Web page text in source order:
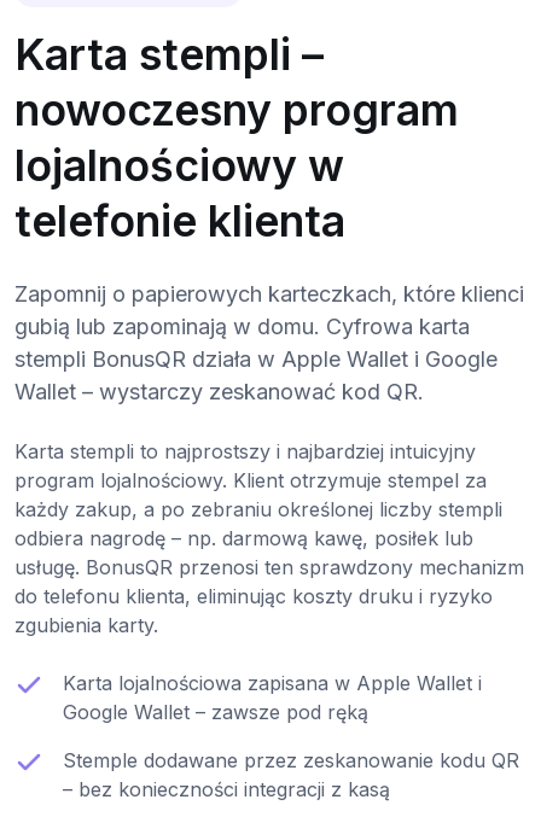
Karta stempli –
nowoczesny program
lojalnościowy w
telefonie klienta
Zapomnij o papierowych karteczkach, które klienci
gubią lub zapominają w domu. Cyfrowa karta
stempli BonusQR działa w Apple Wallet i Google
Wallet – wystarczy zeskanować kod QR.
Karta stempli to najprostszy i najbardziej intuicyjny
program lojalnościowy. Klient otrzymuje stempel za
każdy zakup, a po zebraniu określonej liczby stempli
odbiera nagrodę – np. darmową kawę, posiłek lub
usługę. BonusQR przenosi ten sprawdzony mechanizm
do telefonu klienta, eliminując koszty druku i ryzyko
zgubienia karty.
Karta lojalnościowa zapisana w Apple Wallet i
Google Wallet – zawsze pod ręką
Stemple dodawane przez zeskanowanie kodu QR
– bez konieczności integracji z kasą